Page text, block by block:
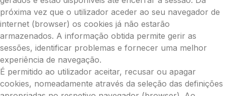
próxima vez que o utilizador aceder ao seu navegador de
internet (browser) os cookies já não estarão
armazenados. A informação obtida permite gerir as
sessões, identificar problemas e fornecer uma melhor
experiência de navegação.
É permitido ao utilizador aceitar, recusar ou apagar
cookies, nomeadamente através da seleção das definições